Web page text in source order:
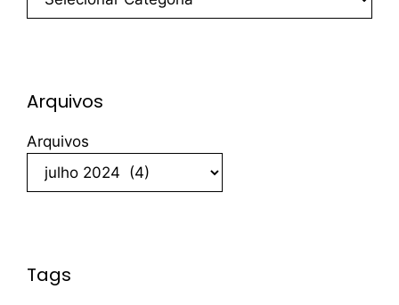
Arquivos
Arquivos
Tags